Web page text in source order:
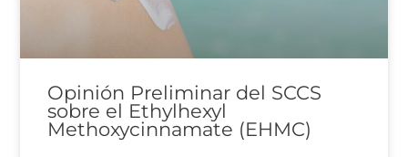
Opinión Preliminar del SCCS
sobre el Ethylhexyl
Methoxycinnamate (EHMC)